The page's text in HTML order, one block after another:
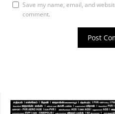
Save my name, email, and
comment.